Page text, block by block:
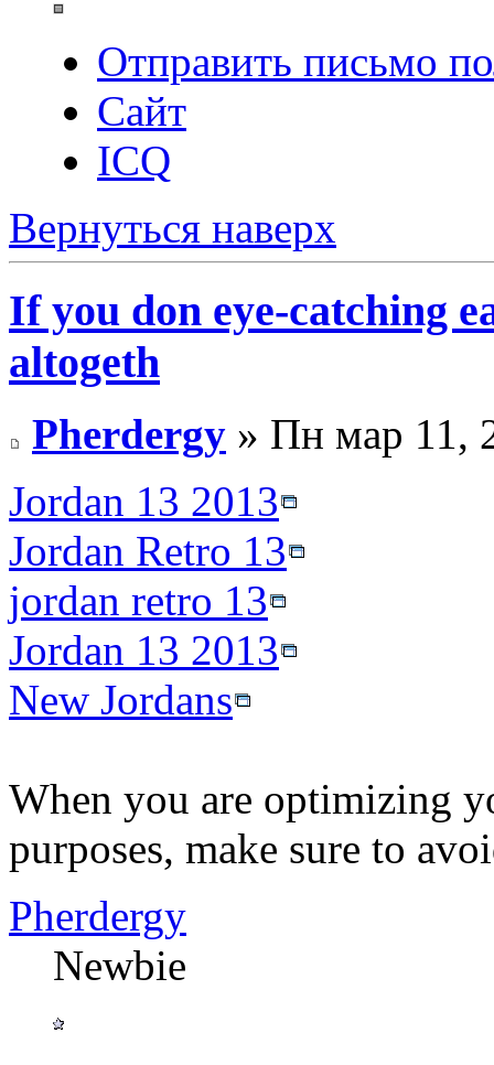
Отправить письмо
Сайт
ICQ
Вернуться наверх
If you don eye-catching
altogeth
Pherdergy » Пн мар 11,
Jordan 13 2013
Jordan Retro 13
jordan retro 13
Jordan 13 2013
New Jordans
When you are optimizing
purposes, make sure to
Pherdergy
Newbie